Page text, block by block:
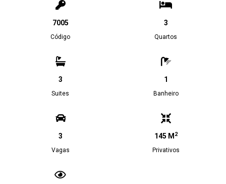
7005
Código
3
Quartos
3
Suites
1
Banheiro
3
Vagas
145 M 2
Privativos